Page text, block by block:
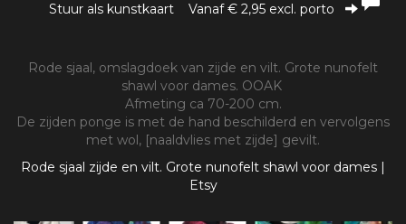
Stuur als kunstkaart Vanaf € 2,95 excl. porto
Rode sjaal, omslagdoek van zijde en vilt. Grote nunofelt
shawl voor dames. OOAK
Afmeting ca 70-200 cm.
De zijden ponge is met de hand beschilderd en vervolgens
met wol, [naaldvlies met zijde] gevilt.
Rode sjaal zijde en vilt. Grote nunofelt shawl voor dames |
Etsy